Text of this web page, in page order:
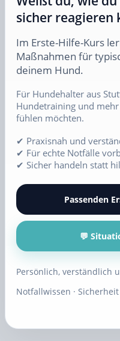
sicher reagieren
Im Erste-Hilfe-Kurs
Maßnahmen für
deinem Hund.
Für Hundehalter aus
Hundetraining und
fühlen möchten.
✔ Praxisnah und
✔ Für echte Notfälle
✔ Sicher handeln statt
Passenden
💬
Persönlich, verständlich
Notfallwissen · Sicherheit